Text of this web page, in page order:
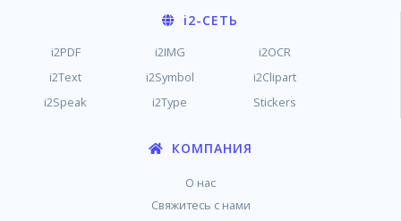
i2-СЕТЬ
i2PDF i2IMG
i2OCR
i2Text
i2Symbol
i2Clipart
i2Speak
i2Type Stickers
КОМПАНИЯ
О нас
Свяжитесь с нами